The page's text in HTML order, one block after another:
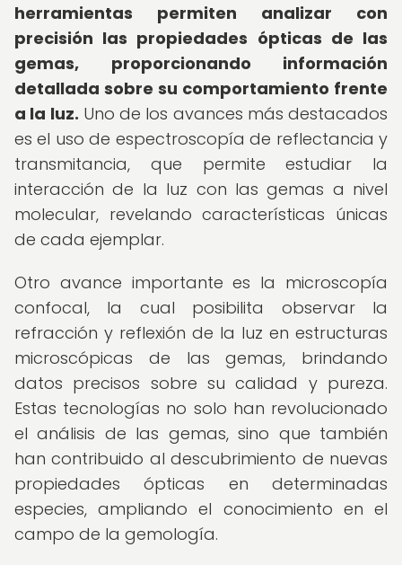
herramientas permiten analizar con
precisión las propiedades ópticas de las
gemas, proporcionando información
detallada sobre su comportamiento frente
a la luz. Uno de los avances más destacados
es el uso de espectroscopía de reflectancia y
transmitancia, que permite estudiar la
interacción de la luz con las gemas a nivel
molecular, revelando características únicas
de cada ejemplar.
Otro avance importante es la microscopía
confocal, la cual posibilita observar la
refracción y reflexión de la luz en estructuras
microscópicas de las gemas, brindando
datos precisos sobre su calidad y pureza.
Estas tecnologías no solo han revolucionado
el análisis de las gemas, sino que también
han contribuido al descubrimiento de nuevas
propiedades ópticas en determinadas
especies, ampliando el conocimiento en el
campo de la gemología.